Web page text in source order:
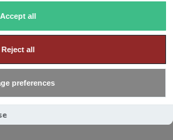
Accept all
Reject all
preferences